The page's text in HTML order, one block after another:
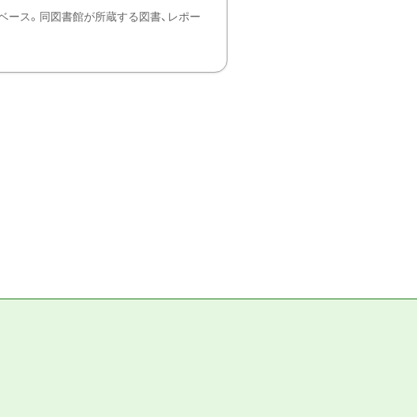
ス。同図書館が所蔵する図書、レポー